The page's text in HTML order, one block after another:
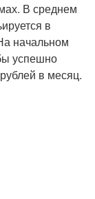
В среднем
в
начальном
успешно
в месяц.